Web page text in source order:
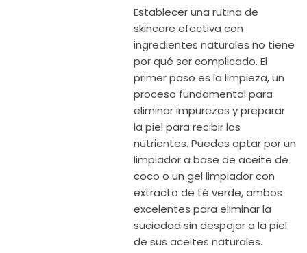
Establecer una rutina de
skincare efectiva con
ingredientes naturales no tiene
por qué ser complicado. El
primer paso es la limpieza, un
proceso fundamental para
eliminar impurezas y preparar
la piel para recibir los
nutrientes. Puedes optar por un
limpiador a base de aceite de
coco o un gel limpiador con
extracto de té verde, ambos
excelentes para eliminar la
suciedad sin despojar a la piel
de sus aceites naturales.